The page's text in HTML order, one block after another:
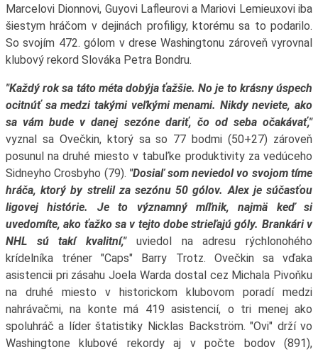
Marcelovi Dionnovi, Guyovi Lafleurovi a Mariovi Lemieuxovi iba
šiestym hráčom v dejinách profiligy, ktorému sa to podarilo.
So svojím 472. gólom v drese Washingtonu zároveň vyrovnal
klubový rekord Slováka Petra Bondru.
"Každý rok sa táto méta dobýja ťažšie. No je to krásny úspech
ocitnúť sa medzi takými veľkými menami. Nikdy neviete, ako
sa vám bude v danej sezóne dariť, čo od seba očakávať,"
vyznal sa Ovečkin, ktorý sa so 77 bodmi (50+27) zároveň
posunul na druhé miesto v tabuľke produktivity za vedúceho
Sidneyho Crosbyho (79). "Dosiaľ som neviedol vo svojom tíme
hráča, ktorý by strelil za sezónu 50 gólov. Alex je súčasťou
ligovej histórie. Je to významný míľnik, najmä keď si
uvedomíte, ako ťažko sa v tejto dobe strieľajú góly. Brankári v
NHL sú takí kvalitní,"uviedol na adresu rýchlonohého
krídelníka tréner "Caps" Barry Trotz. Ovečkin sa vďaka
asistencii pri zásahu Joela Warda dostal cez Michala Pivoňku
na druhé miesto v historickom klubovom poradí medzi
nahrávačmi, na konte má 419 asistencií, o tri menej ako
spoluhráč a líder štatistiky Nicklas Backström. "Ovi" drží vo
Washingtone klubové rekordy aj v počte bodov (891),